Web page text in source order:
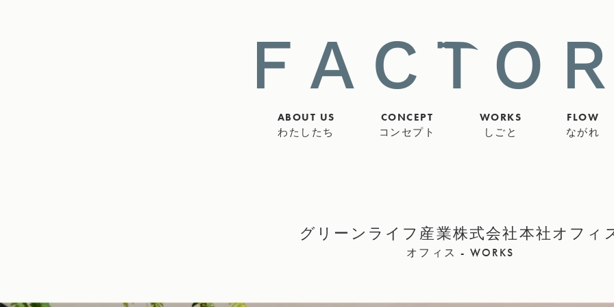
ABOUT US
わたしたち
CONCEPT
コンセプト
WORKS
しごと
FLOW
ながれ
グリーンライフ産業株式会社本社オフィ
オフィス - WORKS